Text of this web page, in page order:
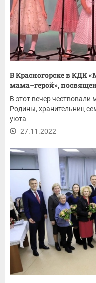
В Красногорске в КДК
мама–герой»,
В этот вечер чествовали
Родины, хранительниц
уюта
27.11.2022